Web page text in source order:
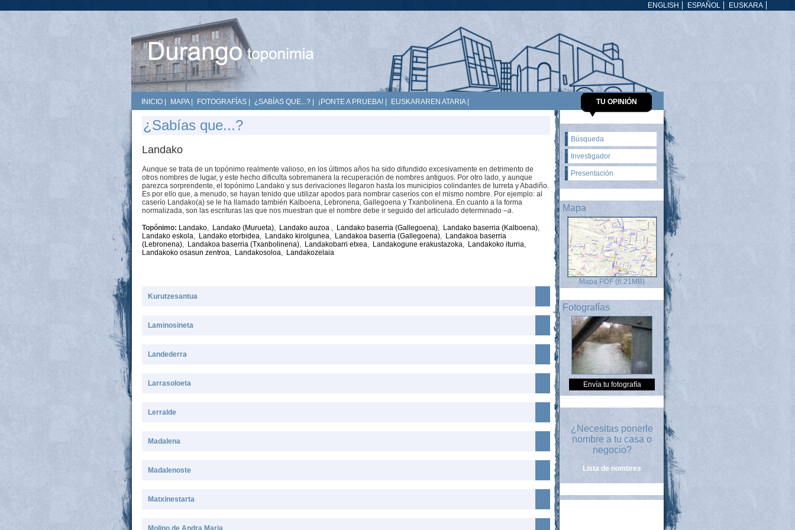
EUSKARA
ESPAÑOL
ENGLISH
INICIO MAPA| FOTOGRAFÍAS ¿SABÍAS QUE...? ¡PONTE A PRUEBA! EUSKARAREN ATARIA| TU OPINIÓN
¿Sabías que...?
Landako
Aunque se trata de un topónimo realmente valioso, en los últimos años ha sido difundido excesivamente en detrimento de
otros nombres de lugar, y este hecho dificulta sobremanera la recuperación de nombres antiguos. Por otro lado, y aunque
parezca sorprendente, el topónimo Landako y sus derivaciones llegaron hasta los municipios colindantes de Iurreta y Abadiño.
Es por ello que, a menudo, se hayan tenido que utilizar apodos para nombrar caseríos con el mismo nombre. Por ejemplo: al
caserío Landako(a) se le ha llamado también Kalboena, Lebronena, Gallegoena y Txanbolinena. En cuanto a la forma
normalizada, son las escrituras las que nos muestran que el nombre debe ir seguido del articulado determinado –a.
Topónimo: Landako, Landako (Murueta), Landako auzoa , Landako baserria (Gallegoena), Landako baserria (Kalboena),
Landako eskola, Landako etorbidea, Landako kirolgunea, Landakoa baserria (Gallegoena), Landakoa baserria
(Lebronena), Landakoa baserria (Txanbolinena), Landakobarri etxea, Landakogune erakustazoka, Landakoko iturria,
Landakoko osasun zentroa, Landakosoloa, Landakozelaia
Kurutzesantua
Laminosineta
Landederra
Larrasoloeta
Lerralde
Madalena
Madalenoste
Matxinestarta
Molino de Andra Maria
Búsqueda
Investigador
Presentación
Mapa
Mapa PDF (6.21MB)
Fotografías
Envía tu fotografía
¿Necesitas ponerle
nombre a tu casa o
negocio?
Lista de nombres